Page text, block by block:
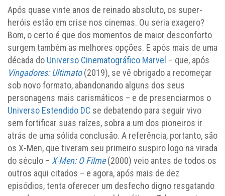
Após quase vinte anos de reinado absoluto, os super-
heróis estão em crise nos cinemas. Ou seria exagero?
Bom, o certo é que dos momentos de maior desconforto
surgem também as melhores opções. E após mais de uma
década do Universo Cinematográfico Marvel – que, após
Vingadores: Ultimato (2019), se vê obrigado a recomeçar
sob novo formato, abandonando alguns dos seus
personagens mais carismáticos – e de presenciarmos o
Universo Estendido DC se debatendo para seguir vivo
sem fortificar suas raízes, sobra a um dos pioneiros ir
atrás de uma sólida conclusão. A referência, portanto, são
os X-Men, que tiveram seu primeiro suspiro logo na virada
do século – X-Men: O Filme (2000) veio antes de todos os
outros aqui citados – e agora, após mais de dez
episódios, tenta oferecer um desfecho digno resgatando